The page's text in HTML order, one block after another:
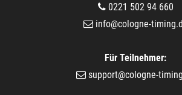
0221 502 94 660
info@cologne-
Für Teilnehmer:
support@cologne-